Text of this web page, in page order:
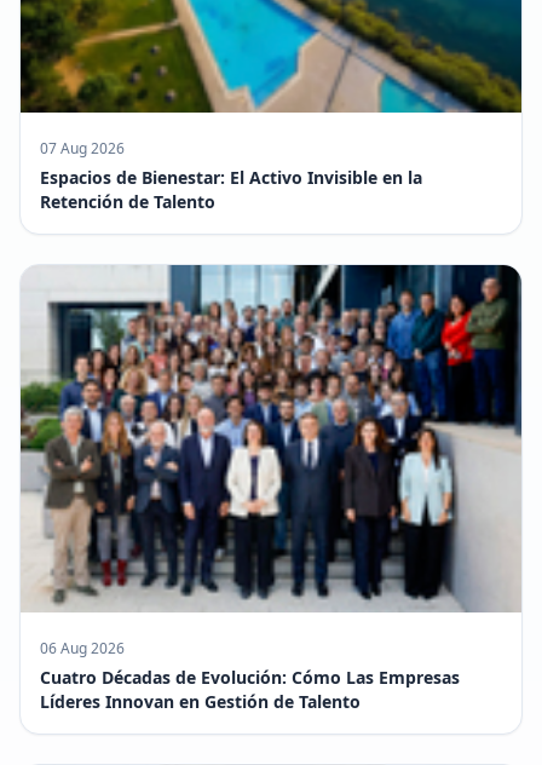
07 Aug 2026
Espacios de Bienestar: El Activo Invisible en la
Retención de Talento
06 Aug 2026
Cuatro Décadas de Evolución: Cómo Las Empresas
Líderes Innovan en Gestión de Talento